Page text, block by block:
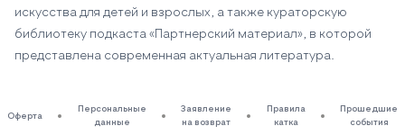
искусства для детей и взрослых, а также кураторскую
библиотеку подкаста «Партнерский материал», в которой
представлена современная актуальная литература.
Оферта
Персональные
данные
Заявление
на возврат
Правила
катка
Прошедшие
события